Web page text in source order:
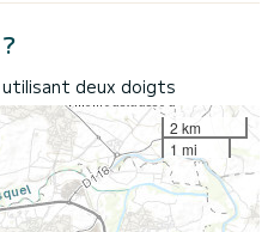
utilisant deux doigts
2 km
1 mi